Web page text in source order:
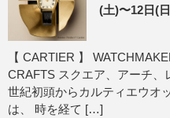
(土)〜12日(
【 CARTIER 】
CRAFTS スクエア、アーチ
世紀初頭からカルティエウオ
は、 時を経て […]